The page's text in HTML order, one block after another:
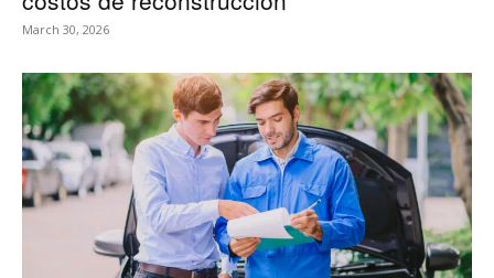
March 30, 2026